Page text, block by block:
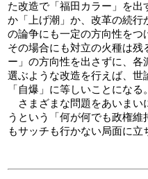
た改造で「福田カラー」を
か「上げ潮」か、改革の続行
の論争にも一定の方向性をつ
その場合にも対立の火種は残
ー」の方向性を出さずに、各
選ぶような改造を行えば、世
「自爆」に等しいことになる。
さまざまな問題をあいまい
うという「何が何でも政権
もサッチも行かない局面に立